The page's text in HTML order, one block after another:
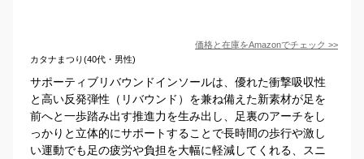
価格と在庫をAmazonでチェック >>
カタナまつり(40代・男性)
サポーティブリバウンドインソールは、優れた衝撃吸収性
と高い反発弾性（リバウンド）を兼ね備えた新素材が足を
前へと一歩踏み出す推進力を生み出し、足裏のアーチをし
っかりと立体的にサポートすることで長時間の歩行や激し
い運動でも足の疲労や負担を大幅に軽減してくれる、スニ